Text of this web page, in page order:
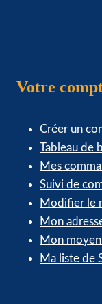
Votre
Créer un
Tableau de
Mes
Suivi de
Modifier le
Mon
Mon
Ma liste de